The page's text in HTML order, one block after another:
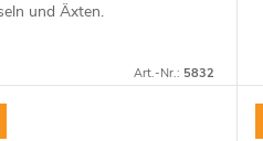
und Äxten.
Ölstein verwendet
Art.-Nr.: 5832